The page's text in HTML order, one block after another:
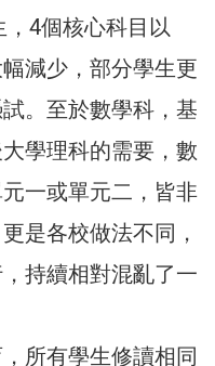
4個核心科目以
減少，部分學生更
。至於數學科，基
學理科的需要，數
一或單元二，皆非
是各校做法不同，
持續相對混亂了一
所有學生修讀相同